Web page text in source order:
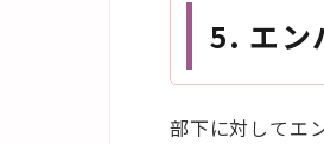
5. エン
部下に対してエ